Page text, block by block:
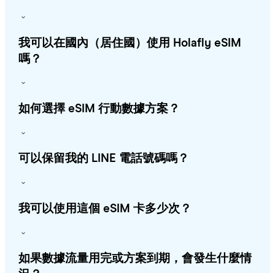
我可以在國內（居住國）使用 Holafly eSIM
嗎？
如何選擇 eSIM 行動數據方案？
可以保留我的 LINE 電話號碼嗎？
我可以使用這個 eSIM 卡多少次？
如果數據流量用完或方案到期，會發生什麼情